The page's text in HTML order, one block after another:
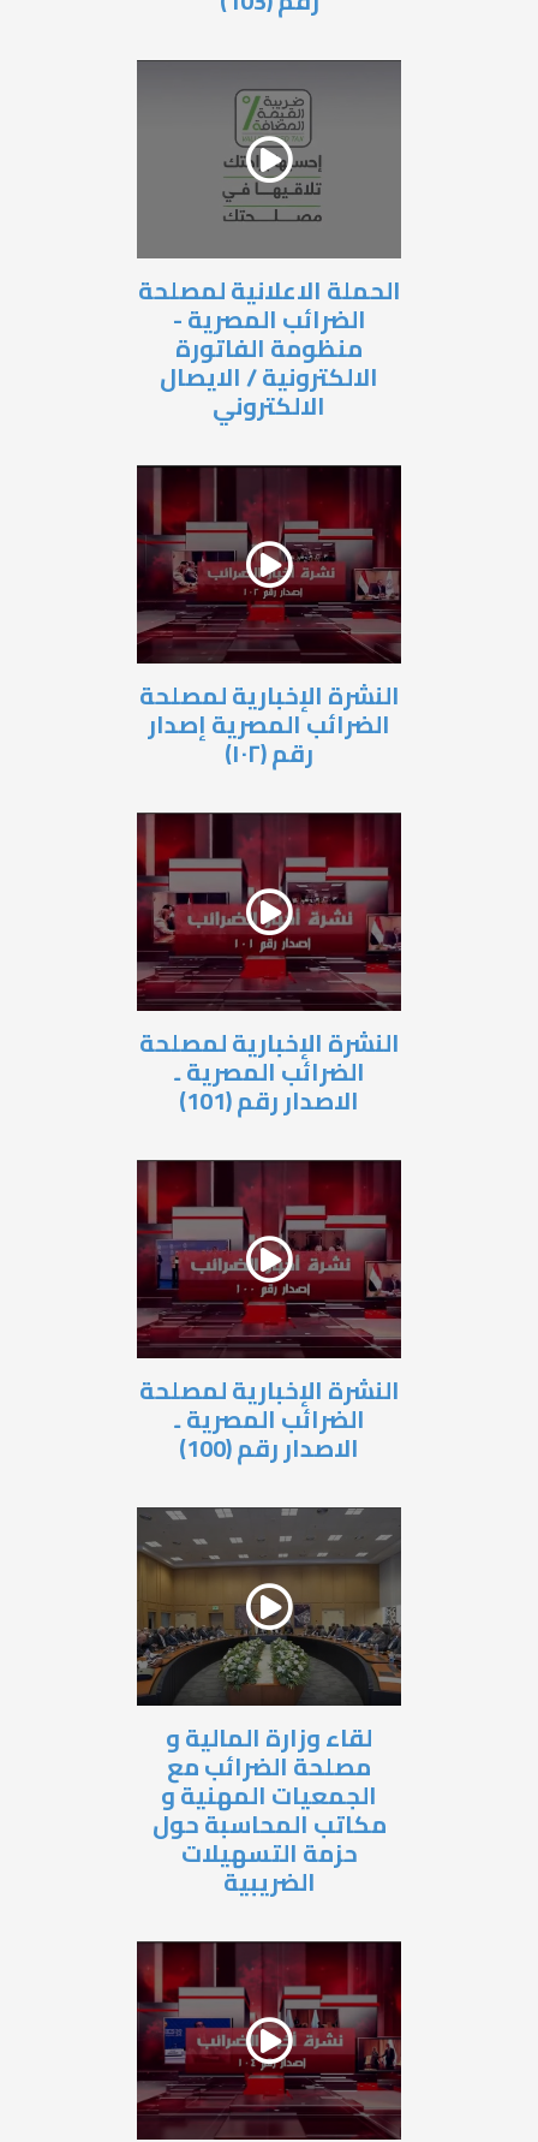
الحملة الاعلانية لمصلحة
الضرائب المصرية -
منظومة الفاتورة
الالكترونية / الايصال
الالكتروني
النشرة الإخبارية لمصلحة
الضرائب المصرية إصدار
رقم (١٠٢)
النشرة الإخبارية لمصلحة
الضرائب المصرية ـ
الاصدار رقم (101)
النشرة الإخبارية لمصلحة
الضرائب المصرية ـ
الاصدار رقم (100)
لقاء وزارة المالية و
مصلحة الضرائب مع
الجمعيات المهنية و
مكاتب المحاسبة حول
حزمة التسهيلات
الضريبية